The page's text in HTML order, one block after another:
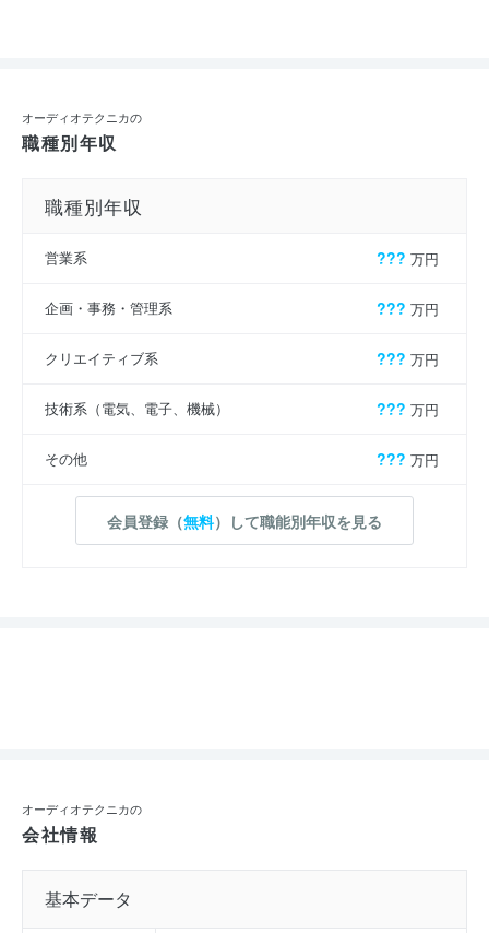
オーディオテクニカの
職種別年収
職種別年収
営業系 ??? 万円
企画・事務・管理系 ??? 万円
クリエイティブ系 ??? 万円
技術系（電気、電子、機械） ??? 万円
その他 ??? 万円
会員登録（無料）して職能別年収を見る
オーディオテクニカの
会社情報
基本データ